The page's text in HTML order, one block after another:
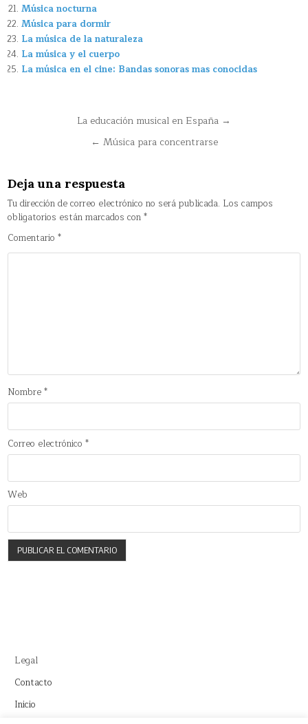
Música nocturna
Música para dormir
La música de la naturaleza
La música y el cuerpo
La música en el cine: Bandas sonoras mas conocidas
NavegaciónLa educación musical en España →
← Música para concentrarse
Deja una respuesta
Tu dirección de correo electrónico no será publicada. Los campos
obligatorios están marcados con*
Comentario*
Nombre*
Correo electrónico*
Web
Legal
Contacto
Inicio